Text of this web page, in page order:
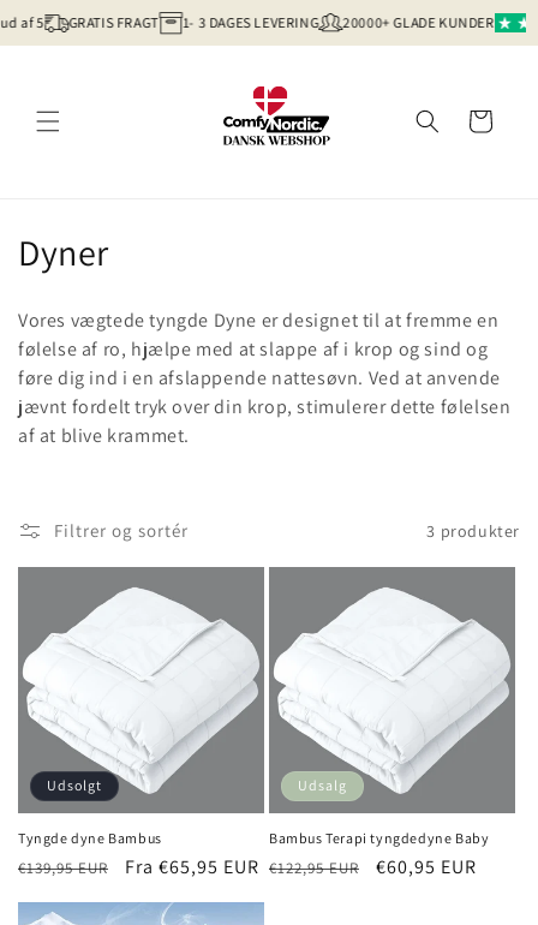
Gå til
indhold
af 5 GRATIS FRAGT 1- 3 DAGES LEVERING 20000+ GLADE KUNDER
Indkøbskurv
K
l
l
e
t
i
n
Dyner
Vores vægtede tyngde Dyne er designet til at fremme en
følelse af ro, hjælpe med at slappe af i krop og sind og
føre dig ind i en afslappende nattesøvn. Ved at anvende
jævnt fordelt tryk over din krop, stimulerer dette følelsen
af at blive krammet.
Filtrer og sortér 3 produkter
Udsolgt
Tyngde dyne Bambus
Normalpris
€139,95 EUR Udsalgspris
Fra €65,95 EUR
Udsalg
Bambus Terapi tyngdedyne Baby
Normalpris
€122,95 EUR Udsalgspris
€60,95 EUR